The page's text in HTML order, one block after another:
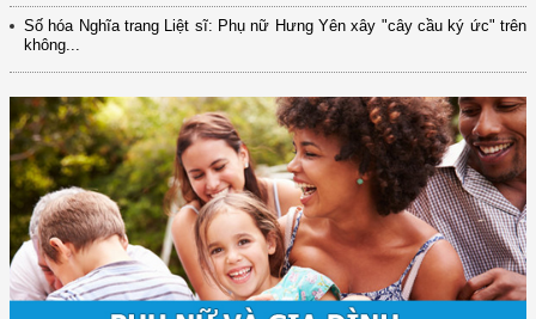
Số hóa Nghĩa trang Liệt sĩ: Phụ nữ Hưng Yên xây "cây cầu ký ức" trên
không...